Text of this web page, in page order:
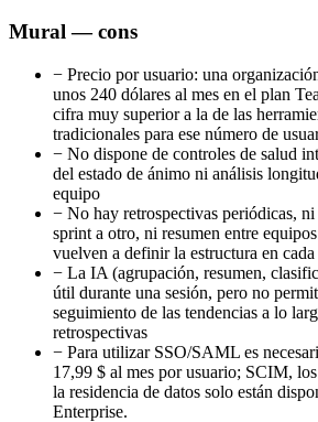
Mural — cons
− Precio por usuario: una
unos 240 dólares al mes en el plan
cifra muy superior a la de las
tradicionales para ese número de
− No dispone de controles de salud
del estado de ánimo ni análisis
equipo
− No hay retrospectivas periódicas, ni
sprint a otro, ni resumen entre
vuelven a definir la estructura en
− La IA (agrupación, resumen,
útil durante una sesión, pero no
seguimiento de las tendencias a lo
retrospectivas
− Para utilizar SSO/SAML es
17,99 $ al mes por usuario; SCIM,
la residencia de datos solo están
Enterprise.